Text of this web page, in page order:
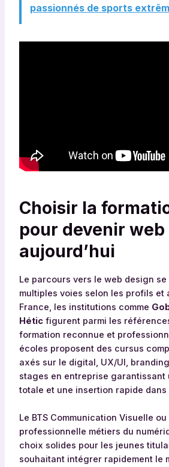
passionnés de sports
Choisir la
pour devenir
aujourd’hui
Le parcours vers le web design
multiples voies selon les profils et
France, les institutions comme
Héticfigurent parmi les
formation reconnue et
écoles proposent des cursus
axés sur le digital, UX/UI,
stages en entreprise garantissant
totale et une insertion rapide dans
Le BTS Communication Visuelle
professionnelle métiers du
choix solides pour les jeunes
souhaitant intégrer rapidement le